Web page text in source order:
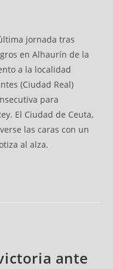
jornada tras
en Alhaurín de la
a la localidad
(Ciudad Real)
para
El Ciudad de Ceuta,
las caras con un
al alza.
ante